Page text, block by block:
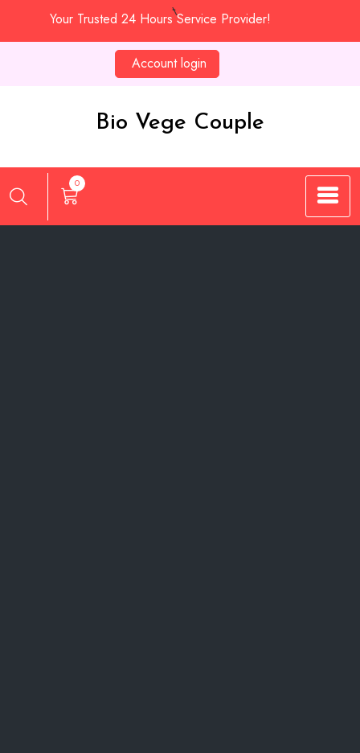
Your Trusted 24 Hours Service Provider!
Account login
Bio Vege Couple
0